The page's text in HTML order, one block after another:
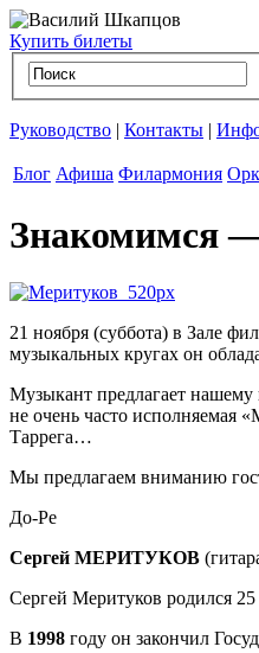
Купить билеты
Руководство | Контакты |
Блог Афиша Филармония
Знакомимся
21 ноября (суббота) в Зале
музыкальных кругах он
Музыкант предлагает
не очень часто исполняемая
Таррега…
Мы предлагаем вниманию
До-Ре
Сергей МЕРИТУКОВ
Сергей Меритуков родился
В 1998 году он закончил